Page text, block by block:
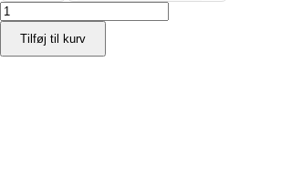
Bogstavet
A
(Stort
billede
Tilføj til kurv